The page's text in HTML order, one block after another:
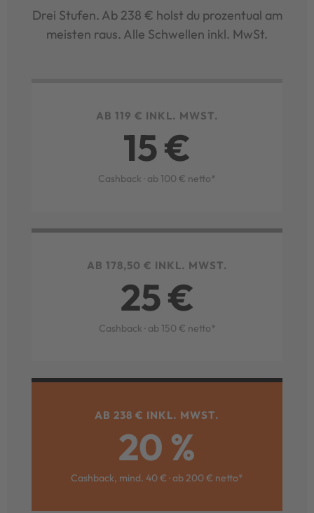
Drei Stufen. Ab 238 € holst du prozentual am
meisten raus. Alle Schwellen inkl. MwSt.
AB 119 € INKL. MWST.
15 €
Cashback · ab 100 € netto*
AB 178,50 € INKL. MWST.
25 €
Cashback · ab 150 € netto*
AB 238 € INKL. MWST.
20 %
Cashback, mind. 40 € · ab 200 € netto*